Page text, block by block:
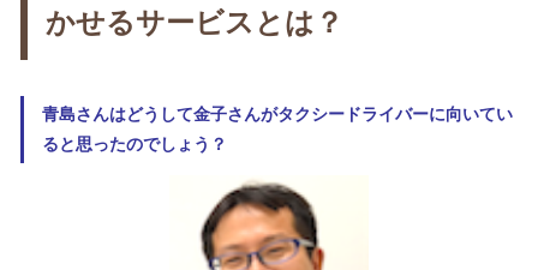
かせるサービスとは？
青島さんはどうして金子さんがタクシードライバーに向いてい
ると思ったのでしょう？